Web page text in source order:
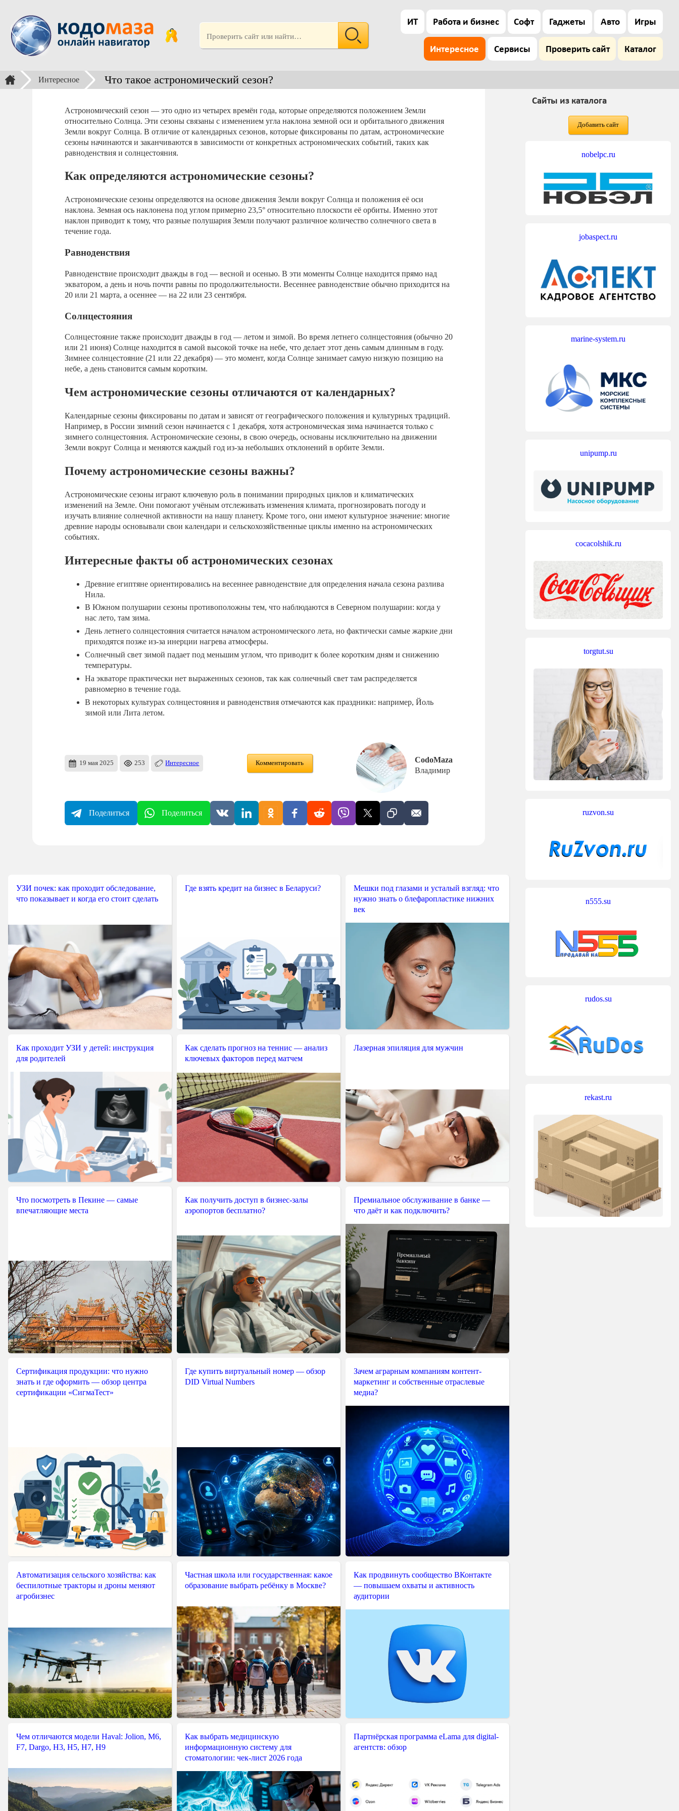
ИТ Работа и бизнес Софт Гаджеты Авто Игры
Интересное Сервисы Проверить сайт Каталог
Интересное Что такое астрономический сезон?
Астрономический сезон — это одно из четырех времён года, которые определяются положением Земли
относительно Солнца. Эти сезоны связаны с изменением угла наклона земной оси и орбитального движения
Земли вокруг Солнца. В отличие от календарных сезонов, которые фиксированы по датам, астрономические
сезоны начинаются и заканчиваются в зависимости от конкретных астрономических событий, таких как
равноденствия и солнцестояния.
Как определяются астрономические сезоны?
Астрономические сезоны определяются на основе движения Земли вокруг Солнца и положения её оси
наклона. Земная ось наклонена под углом примерно 23,5° относительно плоскости её орбиты. Именно этот
наклон приводит к тому, что разные полушария Земли получают различное количество солнечного света в
течение года.
Равноденствия
Равноденствие происходит дважды в год — весной и осенью. В эти моменты Солнце находится прямо над
экватором, а день и ночь почти равны по продолжительности. Весеннее равноденствие обычно приходится на
20 или 21 марта, а осеннее — на 22 или 23 сентября.
Солнцестояния
Солнцестояние также происходит дважды в год — летом и зимой. Во время летнего солнцестояния (обычно 20
или 21 июня) Солнце находится в самой высокой точке на небе, что делает этот день самым длинным в году.
Зимнее солнцестояние (21 или 22 декабря) — это момент, когда Солнце занимает самую низкую позицию на
небе, а день становится самым коротким.
Чем астрономические сезоны отличаются от календарных?
Календарные сезоны фиксированы по датам и зависят от географического положения и культурных традиций.
Например, в России зимний сезон начинается с 1 декабря, хотя астрономическая зима начинается только с
зимнего солнцестояния. Астрономические сезоны, в свою очередь, основаны исключительно на движении
Земли вокруг Солнца и меняются каждый год из-за небольших отклонений в орбите Земли.
Почему астрономические сезоны важны?
Астрономические сезоны играют ключевую роль в понимании природных циклов и климатических
изменений на Земле. Они помогают учёным отслеживать изменения климата, прогнозировать погоду и
изучать влияние солнечной активности на нашу планету. Кроме того, они имеют культурное значение: многие
древние народы основывали свои календари и сельскохозяйственные циклы именно на астрономических
событиях.
Интересные факты об астрономических сезонах
Древние египтяне ориентировались на весеннее равноденствие для определения начала сезона разлива
Нила.
В Южном полушарии сезоны противоположны тем, что наблюдаются в Северном полушарии: когда у
нас лето, там зима.
День летнего солнцестояния считается началом астрономического лета, но фактически самые жаркие дни
приходятся позже из-за инерции нагрева атмосферы.
Солнечный свет зимой падает под меньшим углом, что приводит к более коротким дням и снижению
температуры.
На экваторе практически нет выраженных сезонов, так как солнечный свет там распределяется
равномерно в течение года.
В некоторых культурах солнцестояния и равноденствия отмечаются как праздники: например, Йоль
зимой или Лита летом.
19 мая 2025 253 Интересное Комментировать
CodoMaza
Владимир
Поделиться Поделиться
УЗИ почек: как проходит обследование,
что показывает и когда его стоит сделать
Где взять кредит на бизнес в Беларуси?
Мешки под глазами и усталый взгляд: что
нужно знать о блефаропластике нижних
век
Как проходит УЗИ у детей: инструкция
для родителей
Как сделать прогноз на теннис — анализ
ключевых факторов перед матчем
Лазерная эпиляция для мужчин
Что посмотреть в Пекине — самые
впечатляющие места
Как получить доступ в бизнес-залы
аэропортов бесплатно?
Премиальное обслуживание в банке —
что даёт и как подключить?
Сертификация продукции: что нужно
знать и где оформить — обзор центра
сертификации «СигмаТест»
Где купить виртуальный номер — обзор
DID Virtual Numbers
Зачем аграрным компаниям контент-
маркетинг и собственные отраслевые
медиа?
Автоматизация сельского хозяйства: как
беспилотные тракторы и дроны меняют
агробизнес
Частная школа или государственная: какое
образование выбрать ребёнку в Москве?
Как продвинуть сообщество ВКонтакте
— повышаем охваты и активность
аудитории
Чем отличаются модели Haval: Jolion, M6,
F7, Dargo, H3, H5, H7, H9
Как выбрать медицинскую
информационную систему для
стоматологии: чек-лист 2026 года
Партнёрская программа eLama для digital-
агентств: обзор
Сайты из каталога
Добавить сайт
nobelpc.ru
jobaspect.ru
marine-system.ru
unipump.ru
cocacolshik.ru
torgtut.su
ruzvon.su
n555.su
rudos.su
rekast.ru